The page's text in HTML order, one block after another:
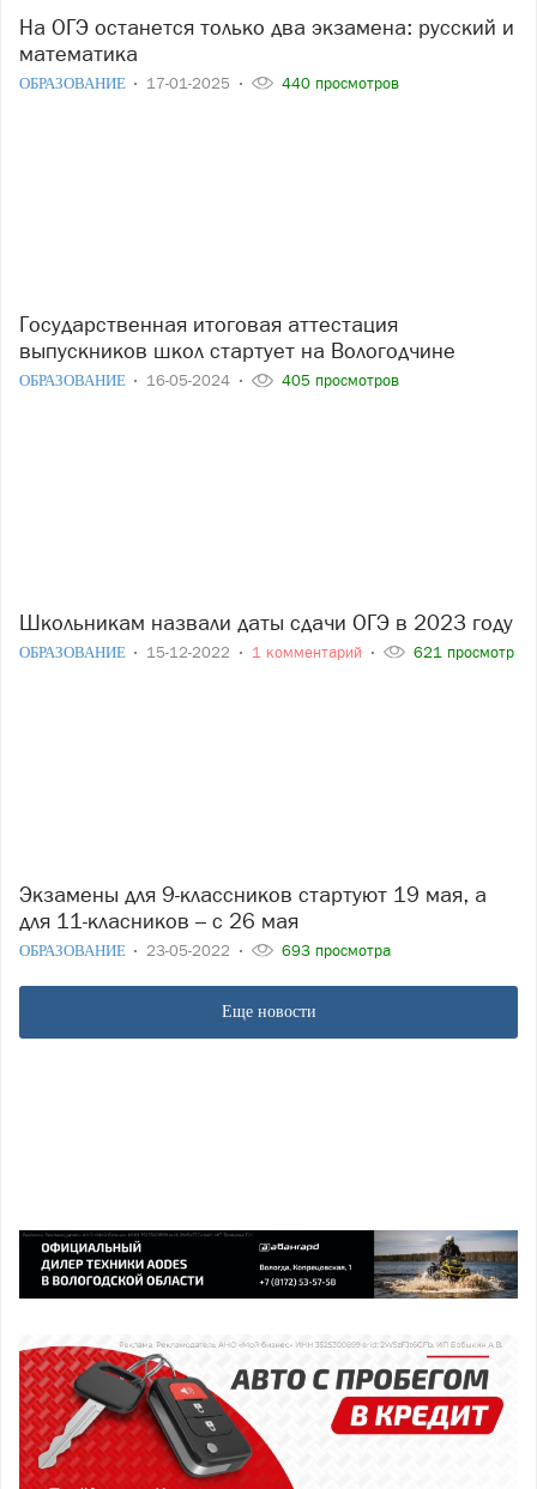
На ОГЭ останется только два экзамена: русский и
математика
ОБРАЗОВАНИЕ 17-01-2025 440 просмотров
Государственная итоговая аттестация
выпускников школ стартует на Вологодчине
ОБРАЗОВАНИЕ 16-05-2024 405 просмотров
Школьникам назвали даты сдачи ОГЭ в 2023 году
ОБРАЗОВАНИЕ 15-12-2022 1 комментарий 621 просмотр
Экзамены для 9-классников стартуют 19 мая, а
для 11-класников – с 26 мая
ОБРАЗОВАНИЕ 23-05-2022 693 просмотра
Еще новости